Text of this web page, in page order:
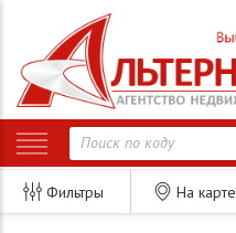
Фильтры На карте